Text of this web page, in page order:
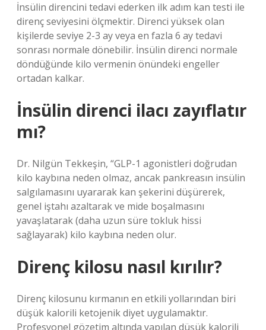
İnsülin direncini tedavi ederken ilk adım kan testi ile
direnç seviyesini ölçmektir. Direnci yüksek olan
kişilerde seviye 2-3 ay veya en fazla 6 ay tedavi
sonrası normale dönebilir. İnsülin direnci normale
döndüğünde kilo vermenin önündeki engeller
ortadan kalkar.
İnsülin direnci ilacı zayıflatır
mı?
Dr. Nilgün Tekkeşin, “GLP-1 agonistleri doğrudan
kilo kaybına neden olmaz, ancak pankreasın insülin
salgılamasını uyararak kan şekerini düşürerek,
genel iştahı azaltarak ve mide boşalmasını
yavaşlatarak (daha uzun süre tokluk hissi
sağlayarak) kilo kaybına neden olur.
Direnç kilosu nasıl kırılır?
Direnç kilosunu kırmanın en etkili yollarından biri
düşük kalorili ketojenik diyet uygulamaktır.
Profesyonel gözetim altında yapılan düşük kalorili